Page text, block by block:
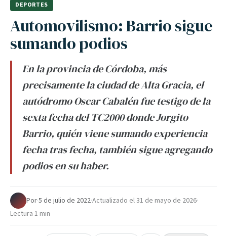
DEPORTES
Automovilismo: Barrio sigue
sumando podios
En la provincia de Córdoba, más
precisamente la ciudad de Alta Gracia, el
autódromo Oscar Cabalén fue testigo de la
sexta fecha del TC2000 donde Jorgito
Barrio, quién viene sumando experiencia
fecha tras fecha, también sigue agregando
podios en su haber.
Por·5 de julio de 2022·Actualizado el31 de mayo de 2026·
Lectura 1 min